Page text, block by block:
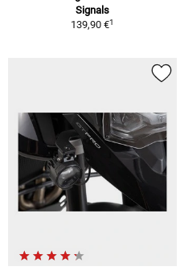
Signals
139,90 €1